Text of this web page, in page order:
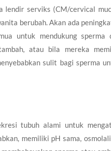
lendir serviks (CM/cervical
berubah. Akan ada
untuk mendukung sperma
atau bila mereka
sulit bagi sperma
tubuh alami untuk
memiliki pH sama,